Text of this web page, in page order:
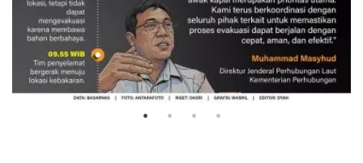
Evakuasi korban kebakaran KM
Mutiara Sentosa 2
3 Agustus 2026